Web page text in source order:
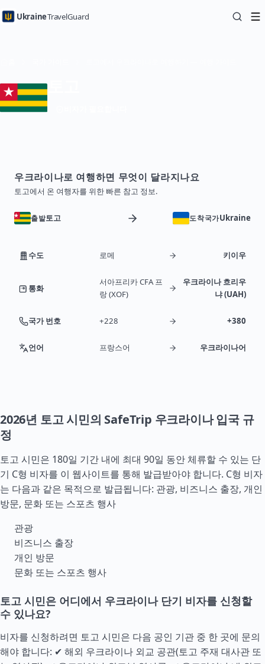
UkraineTravelGuard
우크라이나로 여행하면 무엇이 달라지나요
토고에서 온 여행자를 위한 빠른 참고 정보.
출발토고 도착국가Ukraine
수도 로메 키이우
통화
서아프리카 CFA 프
랑 (XOF)
우크라이나 흐리우
냐 (UAH)
국가 번호 +228 +380
언어 프랑스어 우크라이나어
2026년 토고 시민의 SafeTrip 우크라이나 입국 규
정
토고 시민은 180일 기간 내에 최대 90일 동안 체류할 수 있는 단
기 C형 비자를 이 웹사이트를 통해 발급받아야 합니다. C형 비자
는 다음과 같은 목적으로 발급됩니다: 관광, 비즈니스 출장, 개인
방문, 문화 또는 스포츠 행사
관광
비즈니스 출장
개인 방문
문화 또는 스포츠 행사
토고 시민은 어디에서 우크라이나 단기 비자를 신청할
수 있나요?
비자를 신청하려면 토고 시민은 다음 공인 기관 중 한 곳에 문의
해야 합니다: ✔ 해외 우크라이나 외교 공관(토고 주재 대사관 또